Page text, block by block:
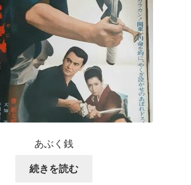
あぶく銭
続きを読む